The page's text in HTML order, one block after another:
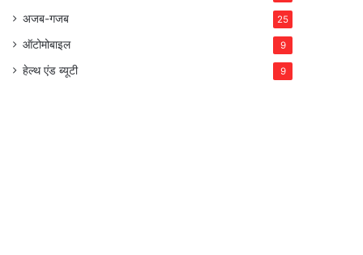
अजब-गजब 25
ऑटोमोबाइल 9
हेल्थ एंड ब्यूटी 9